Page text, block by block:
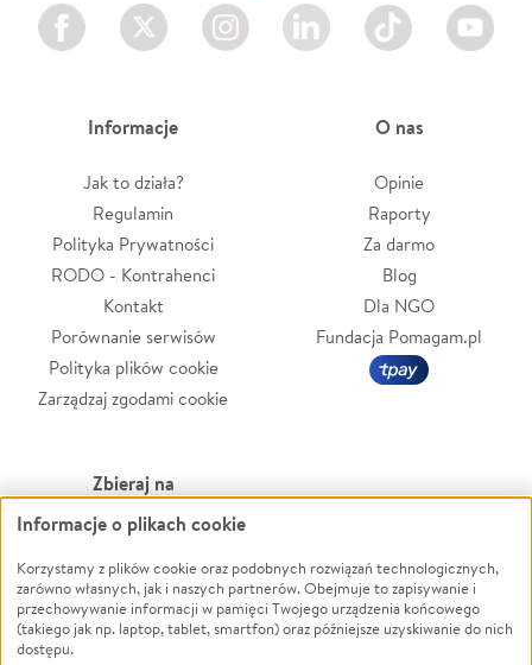
Facebook Twitter Instagram LinkedIn TikTok Youtube
Informacje
Jak to działa?
Regulamin
Polityka Prywatności
RODO - Kontrahenci
Kontakt
Porównanie serwisów
Polityka plików cookie
Zarządzaj zgodami cookie
O nas
Opinie
Raporty
Za darmo
Blog
Dla NGO
Fundacja Pomagam.pl
Zbieraj na
Leczenie
Zwierzęta
Pożar
Ukraina
Powódź
Wichura
NGO
Informacje o plikach cookie
Korzystamy z plików cookie oraz podobnych rozwiązań technologicznych,
zarówno własnych, jak i naszych partnerów. Obejmuje to zapisywanie i
przechowywanie informacji w pamięci Twojego urządzenia końcowego
(takiego jak np. laptop, tablet, smartfon) oraz późniejsze uzyskiwanie do nich
dostępu.